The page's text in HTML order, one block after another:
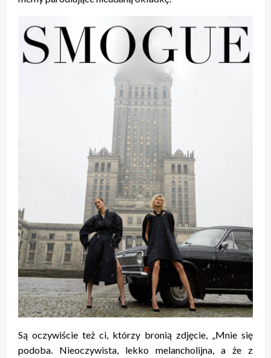
Są oczywiście też ci, którzy bronią zdjęcie, „Mnie się
podoba. Nieoczywista, lekko melancholijna, a że z